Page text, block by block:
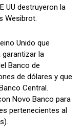
UU destruyeron la
Wesibrot.
Unido que
garantizar la
Banco de
de dólares y que
Central.
Novo Banco para
pertenecientes al